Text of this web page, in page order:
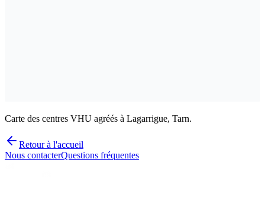
Carte des centres VHU agréés à Lagarrigue, Tarn.
Retour à l'accueil
Nous contacterQuestions fréquentes